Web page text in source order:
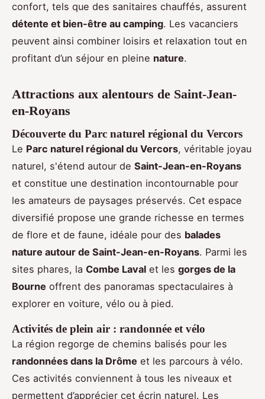
confort, tels que des sanitaires chauffés, assurent
détente et bien-être au camping. Les vacanciers
peuvent ainsi combiner loisirs et relaxation tout en
profitant d’un séjour en pleine nature.
Attractions aux alentours de Saint-Jean-
en-Royans
Découverte du Parc naturel régional du Vercors
Le Parc naturel régional du Vercors, véritable joyau
naturel, s'étend autour de Saint-Jean-en-Royans
et constitue une destination incontournable pour
les amateurs de paysages préservés. Cet espace
diversifié propose une grande richesse en termes
de flore et de faune, idéale pour des balades
nature autour de Saint-Jean-en-Royans. Parmi les
sites phares, la Combe Laval et les gorges de la
Bourne offrent des panoramas spectaculaires à
explorer en voiture, vélo ou à pied.
Activités de plein air : randonnée et vélo
La région regorge de chemins balisés pour les
randonnées dans la Drôme et les parcours à vélo.
Ces activités conviennent à tous les niveaux et
permettent d’apprécier cet écrin naturel. Les